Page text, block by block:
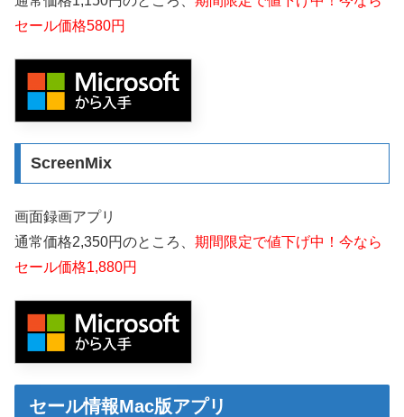
セール価格580円
ScreenMix
画面録画アプリ
通常価格2,350円のところ、 期間限定で値下げ中！今なら
セール価格1,880円
セール情報Mac版アプリ